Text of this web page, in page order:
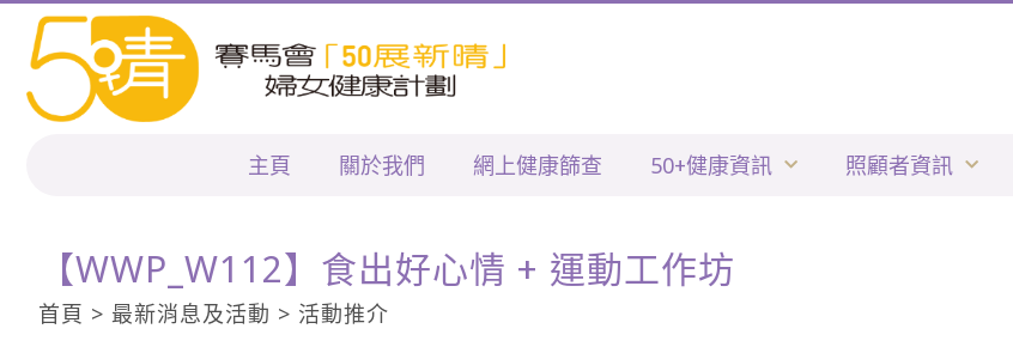
主頁 關於我們 網上健康篩查 50+健康資訊 照顧者資訊
【WWP_W112】食出好心情 + 運動工作坊
首頁 > 最新消息及活動 > 活動推介